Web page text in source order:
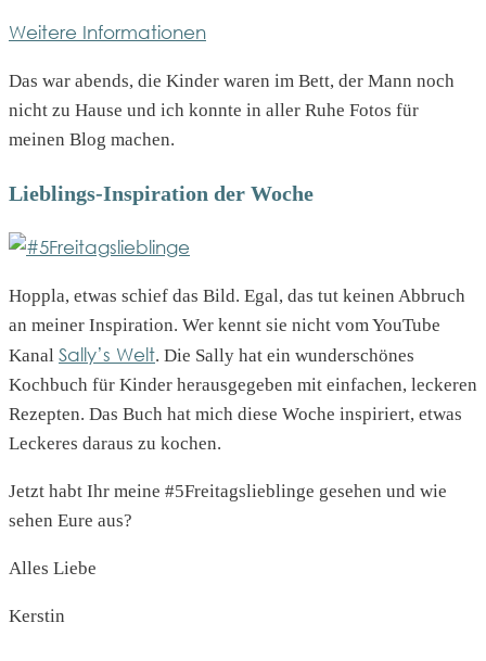
Weitere Informationen
Das war abends, die Kinder waren im Bett, der Mann noch
nicht zu Hause und ich konnte in aller Ruhe Fotos für
meinen Blog machen.
Lieblings-Inspiration der Woche
Hoppla, etwas schief das Bild. Egal, das tut keinen Abbruch
an meiner Inspiration. Wer kennt sie nicht vom YouTube
Kanal Sally’s Welt. Die Sally hat ein wunderschönes
Kochbuch für Kinder herausgegeben mit einfachen, leckeren
Rezepten. Das Buch hat mich diese Woche inspiriert, etwas
Leckeres daraus zu kochen.
Jetzt habt Ihr meine #5Freitagslieblinge gesehen und wie
sehen Eure aus?
Alles Liebe
Kerstin